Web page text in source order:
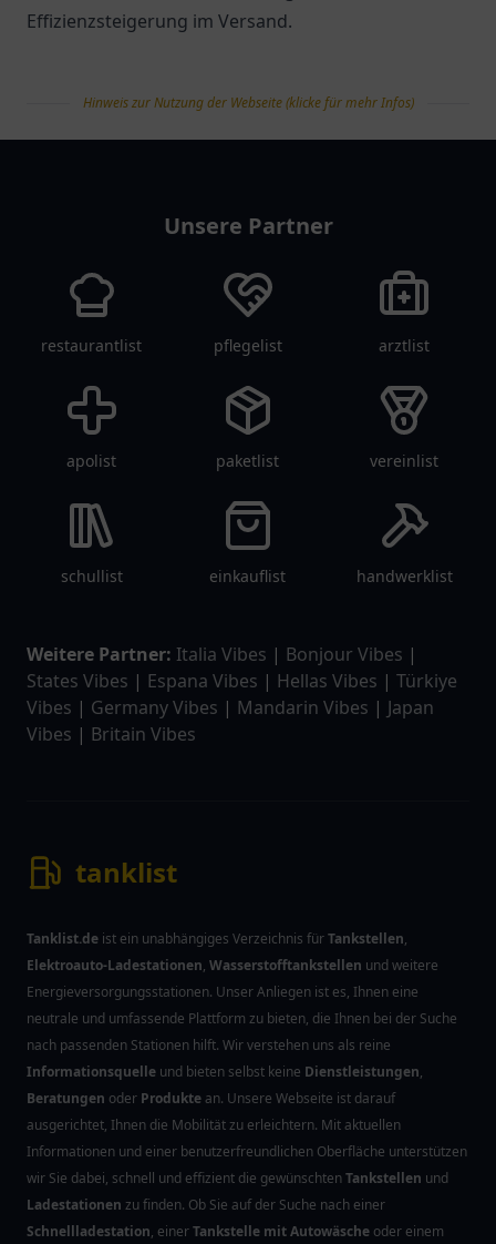
Effizienzsteigerung im Versand.
Hinweis zur Nutzung der Webseite (klicke für mehr Infos)
Unsere Partner
restaurantlist pflegelist arztlist
apolist paketlist vereinlist
schullist einkauflist handwerklist
Weitere Partner: Italia Vibes | Bonjour Vibes |
States Vibes | Espana Vibes | Hellas Vibes | Türkiye
Vibes | Germany Vibes | Mandarin Vibes | Japan
Vibes | Britain Vibes
tanklist
Tanklist.de ist ein unabhängiges Verzeichnis fürTankstellen,
Elektroauto-Ladestationen, Wasserstofftankstellen und weitere
Energieversorgungsstationen. Unser Anliegen ist es, Ihnen eine
neutrale und umfassende Plattform zu bieten, die Ihnen bei der Suche
nach passenden Stationen hilft. Wir verstehen uns als reine
Informationsquelle und bieten selbst keine Dienstleistungen,
Beratungen oder Produkte an. Unsere Webseite ist darauf
ausgerichtet, Ihnen die Mobilität zu erleichtern. Mit aktuellen
Informationen und einer benutzerfreundlichen Oberfläche unterstützen
wir Sie dabei, schnell und effizient die gewünschtenTankstellen und
Ladestationen zu finden. Ob Sie auf der Suche nach einer
Schnellladestation, einerTankstelle mit Autowäsche oder einem